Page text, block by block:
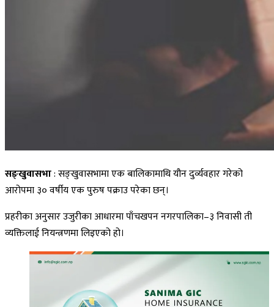
सङ्खुवासभा: सङ्खुवासभामा एक बालिकामाथि यौन दुर्व्यवहार गरेको
आरोपमा ३० वर्षीय एक पुरुष पक्राउ परेका छन्।
प्रहरीका अनुसार उजुरीका आधारमा पाँचखपन नगरपालिका–३ निवासी ती
व्यक्तिलाई नियन्त्रणमा लिइएको हो।